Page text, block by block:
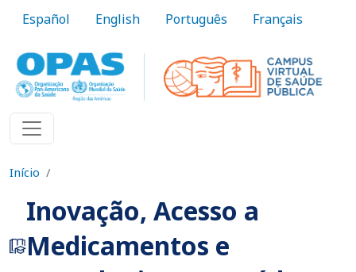
Español English Português Français
Início
Inovação, Acesso a
Medicamentos e